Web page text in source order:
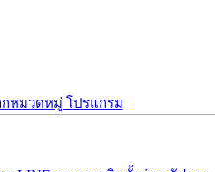
หมวดหมู่ โปรแกรม